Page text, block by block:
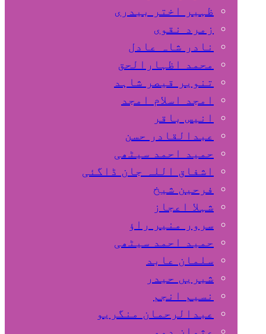
ظہیر اختر بیدری
زمرد نقوی
نادر شاہ عادل
محمد اظہارالحق
تنویر قیصر شاہد
امجد اسلام امجد
انیس باقر
عبدالقادر حسن
حمید احمد سیٹھی
اشفاق اللہ جان ڈاگئی
فرحین شیخ
شہلا اعجاز
سرور منیر راؤ
حمید احمد سیٹھی
سلمان عابد
شیریں حیدر
نسیم انجم
عبدالرحمان منگریو
عثمان دموہی